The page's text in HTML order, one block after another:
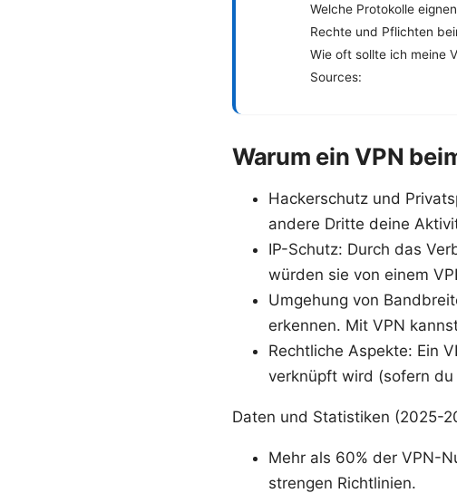
Welche Protokolle
Rechte und Pflichten
Wie oft sollte ich meine
Sources:
Warum ein VPN
Hackerschutz und
andere Dritte deine
IP-Schutz: Durch das
würden sie von einem
Umgehung von
erkennen. Mit VPN
Rechtliche Aspekte: Ein
verknüpft wird (sofern
Daten und Statistiken (2025-
Mehr als 60% der VPN-
strengen Richtlinien.